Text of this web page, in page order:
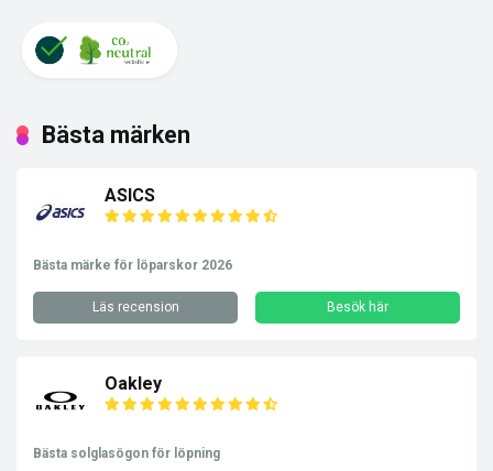
Bästa märken
ASICS
Bästa märke för löparskor 2026
Läs recension Besök här
Oakley
Bästa solglasögon för löpning